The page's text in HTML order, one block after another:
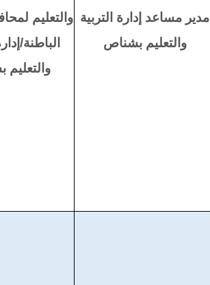
مدير مساعد إدارة التربية
والتعليم بشناص
والتعليم
الباطنة/